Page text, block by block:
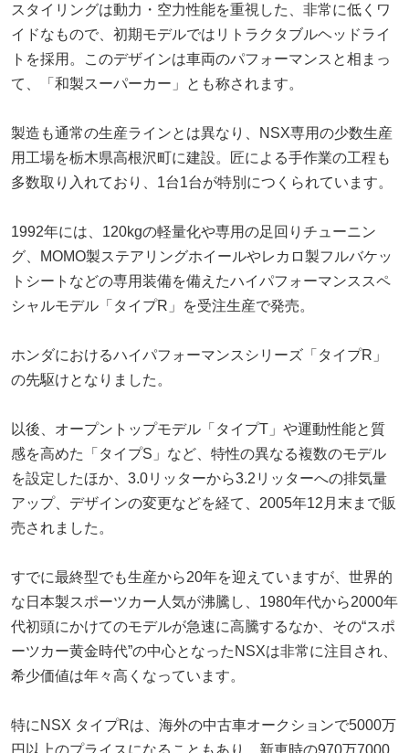
スタイリングは動力・空力性能を重視した、非常に低くワ
イドなもので、初期モデルではリトラクタブルヘッドライ
トを採用。このデザインは車両のパフォーマンスと相まっ
て、「和製スーパーカー」とも称されます。
製造も通常の生産ラインとは異なり、NSX専用の少数生産
用工場を栃木県高根沢町に建設。匠による手作業の工程も
多数取り入れており、1台1台が特別につくられています。
1992年には、120kgの軽量化や専用の足回りチューニン
グ、MOMO製ステアリングホイールやレカロ製フルバケッ
トシートなどの専用装備を備えたハイパフォーマンススペ
シャルモデル「タイプR」を受注生産で発売。
ホンダにおけるハイパフォーマンスシリーズ「タイプR」
の先駆けとなりました。
以後、オープントップモデル「タイプT」や運動性能と質
感を高めた「タイプS」など、特性の異なる複数のモデル
を設定したほか、3.0リッターから3.2リッターへの排気量
アップ、デザインの変更などを経て、2005年12月末まで販
売されました。
すでに最終型でも生産から20年を迎えていますが、世界的
な日本製スポーツカー人気が沸騰し、1980年代から2000年
代初頭にかけてのモデルが急速に高騰するなか、その“スポ
ーツカー黄金時代”の中心となったNSXは非常に注目され、
希少価値は年々高くなっています。
特にNSX タイプRは、海外の中古車オークションで5000万
円以上のプライスになることもあり、新車時の970万7000